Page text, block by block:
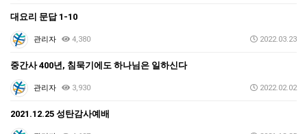
대요리 문답 1-10
관리자 4,380 2022.03.23
중간사 400년, 침묵기에도 하나님은 일하신다
관리자 3,930 2022.02.02
2021.12.25 성탄감사예배